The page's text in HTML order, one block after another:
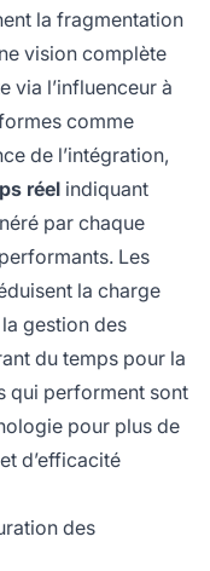
la fragmentation
vision complète
via l’influenceur à
comme
de l’intégration,
réel indiquant
par chaque
Les
la charge
gestion des
du temps pour la
qui performent sont
pour plus de
d’efficacité
des